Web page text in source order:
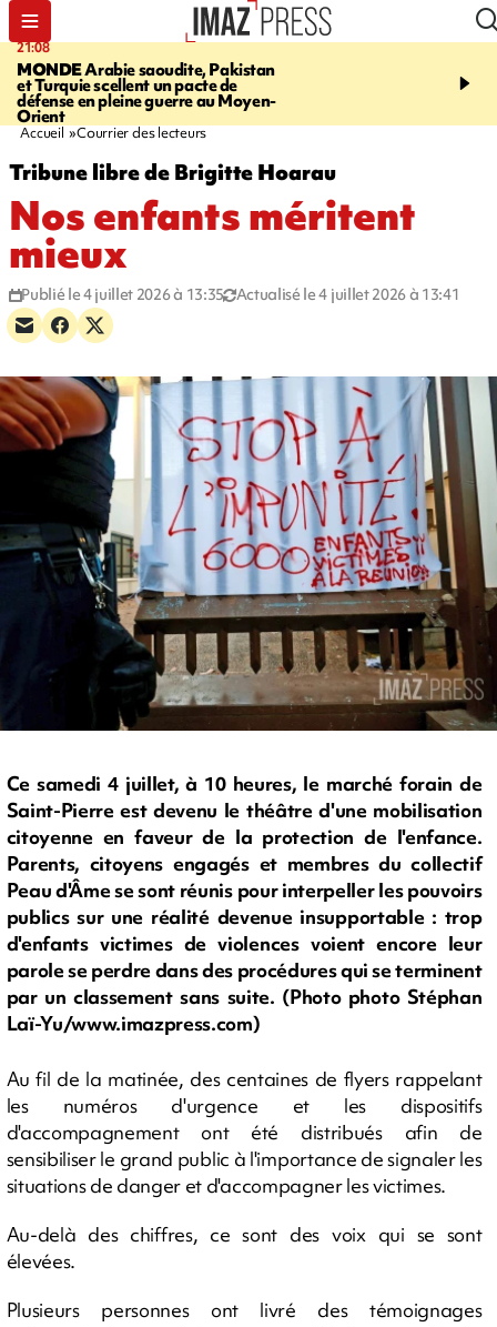
21:08
MONDEArabie saoudite, Pakistan
et Turquie scellent un pacte de
défense en pleine guerre au Moyen-
Orient
20:06
l'Asie, mort d'une
Accueil Courrier des lecteurs
Tribune libre de Brigitte Hoarau
Nos enfants méritent
mieux
Publié le 4 juillet 2026 à 13:35 Actualisé le 4 juillet 2026 à 13:41
Ce samedi 4 juillet, à 10 heures, le marché forain de
Saint-Pierre est devenu le théâtre d'une mobilisation
citoyenne en faveur de la protection de l'enfance.
Parents, citoyens engagés et membres du collectif
Peau d'Âme se sont réunis pour interpeller les pouvoirs
publics sur une réalité devenue insupportable : trop
d'enfants victimes de violences voient encore leur
parole se perdre dans des procédures qui se terminent
par un classement sans suite. (Photo photo Stéphan
Laï-Yu/www.imazpress.com)
Au fil de la matinée, des centaines de flyers rappelant
les numéros d'urgence et les dispositifs
d'accompagnement ont été distribués afin de
sensibiliser le grand public à l'importance de signaler les
situations de danger et d'accompagner les victimes.
Au-delà des chiffres, ce sont des voix qui se sont
élevées.
Plusieurs personnes ont livré des témoignages